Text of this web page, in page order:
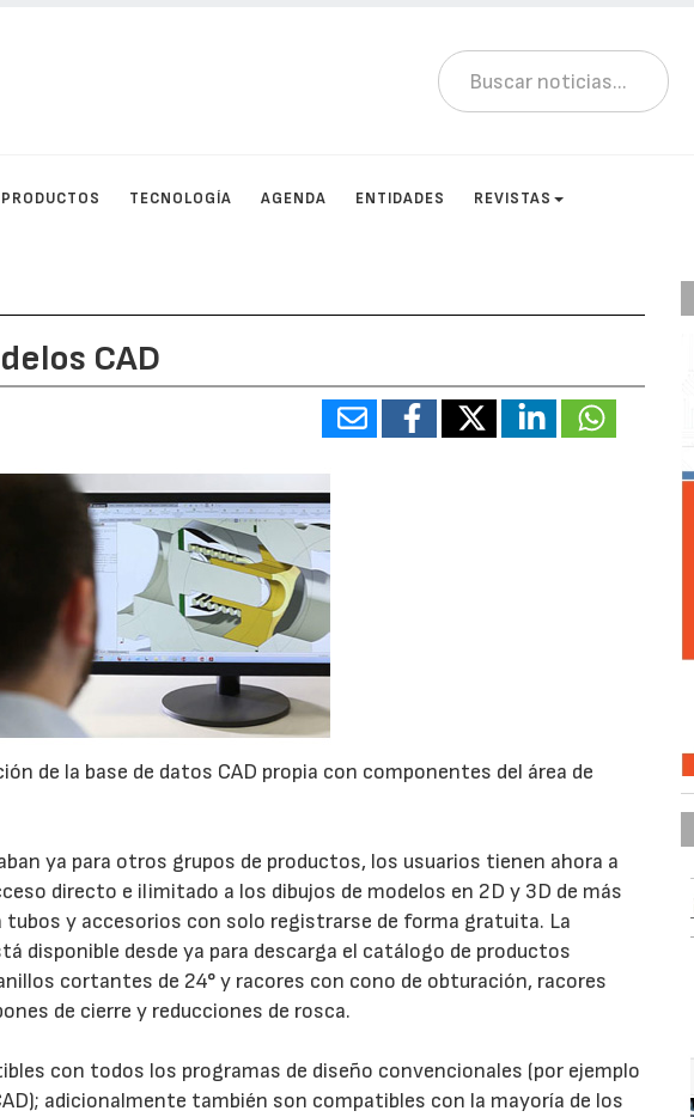
PRODUCTOS TECNOLOGÍA AGENDA ENTIDADES REVISTAS
CAD
de la base de datos CAD propia con componentes del área de
ya para otros grupos de productos, los usuarios tienen ahora a
directo e ilimitado a los dibujos de modelos en 2D y 3D de más
tubos y accesorios con solo registrarse de forma gratuita. La
disponible desde ya para descarga el catálogo de productos
cortantes de 24° y racores con cono de obturación, racores
de cierre y reducciones de rosca.
con todos los programas de diseño convencionales (por ejemplo
adicionalmente también son compatibles con la mayoría de los